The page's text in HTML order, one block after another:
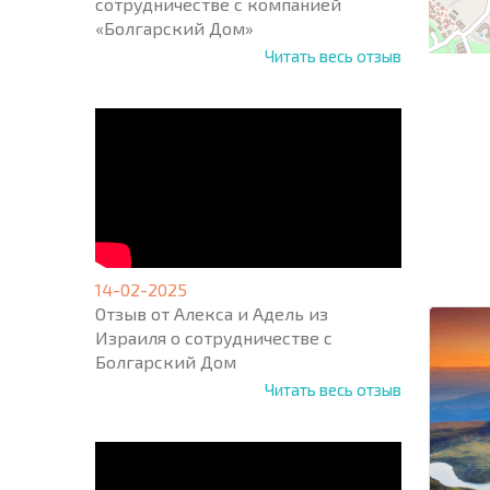
«Болгарский Дом»
Читать весь отзыв
14-02-2025
Отзыв от Алекса и Адель из
Израиля о сотрудничестве с
Болгарский Дом
Читать весь отзыв
States
+1
* Поля